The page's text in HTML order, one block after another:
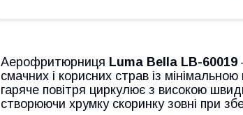
Аерофритюрниця Luma Bella LB-60019
смачних і корисних страв із мінімальною
гаряче повітря циркулює з високою
створюючи хрумку скоринку зовні при